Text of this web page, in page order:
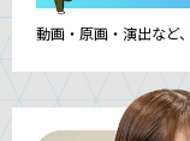
動画・原画・演出など